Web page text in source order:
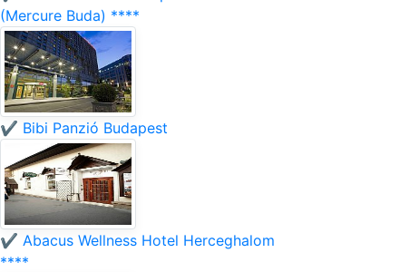
(Mercure Buda) ****
✔️ Bibi Panzió Budapest
✔️ Abacus Wellness Hotel Herceghalom
****